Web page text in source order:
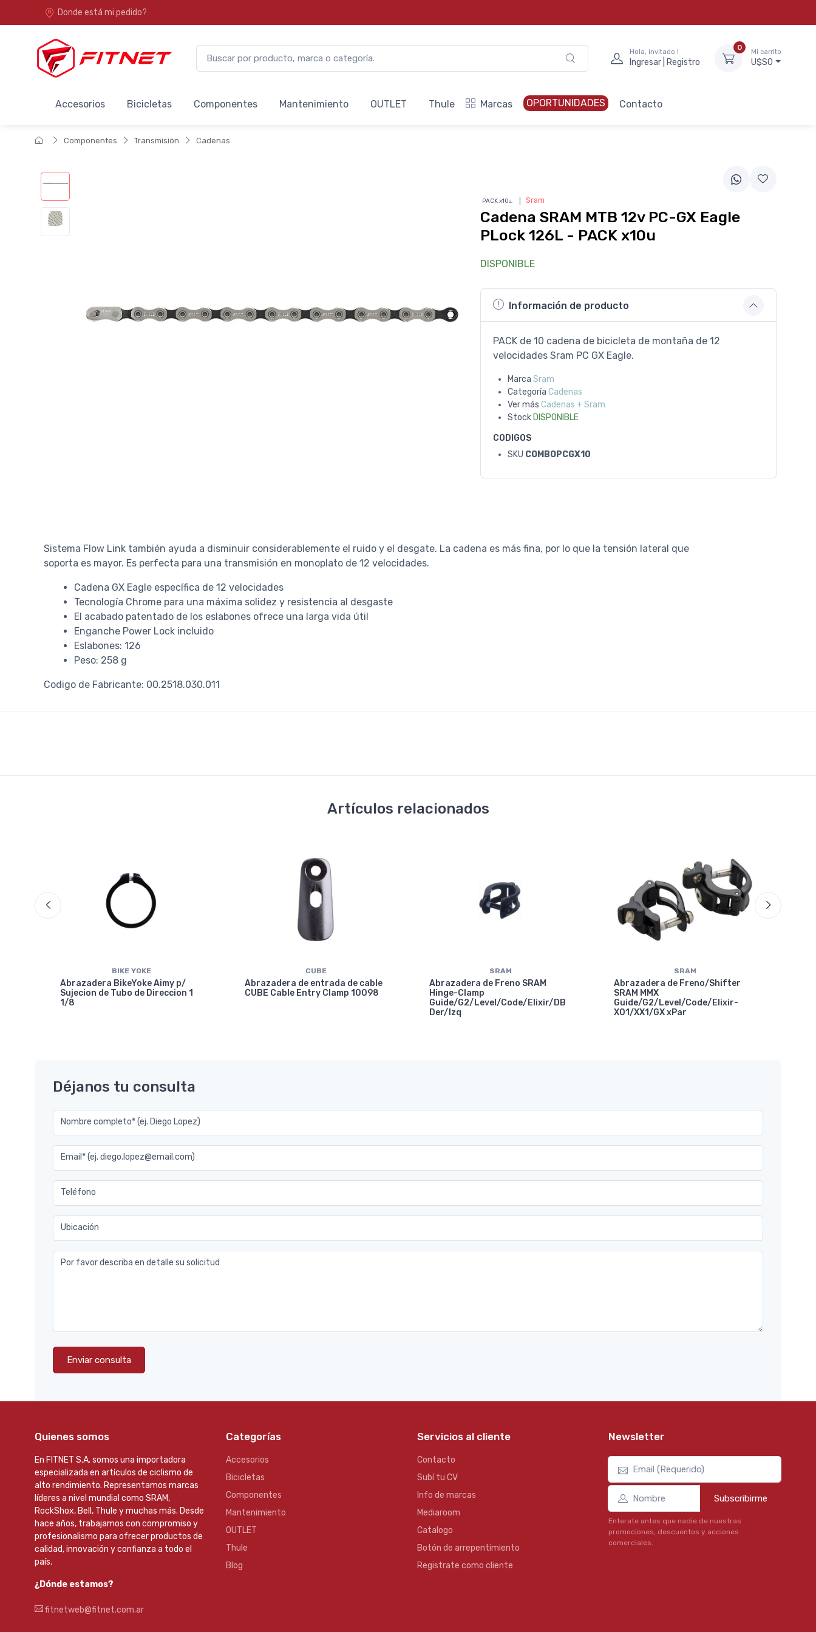
Donde está mi pedido?
Hola, invitado !
Ingresar | Registro
0
Mi carrito
U$S0
Accesorios Bicicletas Componentes Mantenimiento OUTLET Thule Marcas OPORTUNIDADES Contacto
Componentes Transmisión Cadenas
PACK x10u. Sram
Cadena SRAM MTB 12v PC-GX Eagle
PLock 126L - PACK x10u
DISPONIBLE
Información de producto
PACK de 10 cadena de bicicleta de montaña de 12
velocidades Sram PC GX Eagle.
Marca Sram
Categoría Cadenas
Ver más Cadenas + Sram
Stock DISPONIBLE
CODIGOS
SKU COMBOPCGX10
Sistema Flow Link también ayuda a disminuir considerablemente el ruido y el desgate. La cadena es más fina, por lo que la tensión lateral que
soporta es mayor. Es perfecta para una transmisión en monoplato de 12 velocidades.
Cadena GX Eagle específica de 12 velocidades
Tecnología Chrome para una máxima solidez y resistencia al desgaste
El acabado patentado de los eslabones ofrece una larga vida útil
Enganche Power Lock incluido
Eslabones: 126
Peso: 258 g
Codigo de Fabricante: 00.2518.030.011
Artículos relacionados
BIKE YOKE
Abrazadera BikeYoke Aimy p/
Sujecion de Tubo de Direccion 1
1/8
CUBE
Abrazadera de entrada de cable
CUBE Cable Entry Clamp 10098
SRAM
Abrazadera de Freno SRAM
Hinge-Clamp
Guide/G2/Level/Code/Elixir/DB
Der/Izq
SRAM
Abrazadera de Freno/Shifter
SRAM MMX
Guide/G2/Level/Code/Elixir-
X01/XX1/GX xPar
Déjanos tu consulta
Nombre completo* (ej. Diego Lopez)
Email* (ej. diego.lopez@email.com)
Teléfono
Ubicación
Por favor describa en detalle su solicitud
Enviar consulta
Quienes somos
En FITNET S.A. somos una importadora
especializada en artículos de ciclismo de
alto rendimiento. Representamos marcas
líderes a nivel mundial como SRAM,
RockShox, Bell, Thule y muchas más. Desde
hace años, trabajamos con compromiso y
profesionalismo para ofrecer productos de
calidad, innovación y confianza a todo el
país.
¿Dónde estamos?
fitnetweb@fitnet.com.ar
Categorías
Accesorios
Bicicletas
Componentes
Mantenimiento
OUTLET
Thule
Blog
Servicios al cliente
Contacto
Subí tu CV
Info de marcas
Mediaroom
Catalogo
Botón de arrepentimiento
Registrate como cliente
Newsletter
Subscribirme
Enterate antes que nadie de nuestras
promociones, descuentos y acciones
comerciales.